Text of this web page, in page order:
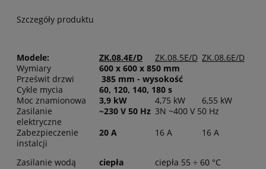
Szczegóły produktu
Modele: ZK.08.4E/D ZK.08.5E/D ZK.08.6E/D
Wymiary
600 x 600 x 850 mm
Prześwit drzwi
385 mm - wysokość
Cykle mycia
60, 120, 140, 180 s
Moc znamionowa
3,9 kW 4,75 kW
6,55 kW
Zasilanie
elektryczne
~230 V 50 Hz 3N ~400 V 50 Hz
Zabezpieczenie
instalcji
20 A 16 A 16 A
Zasilanie wodą
ciepła
ciepła 55 ÷ 60 °C